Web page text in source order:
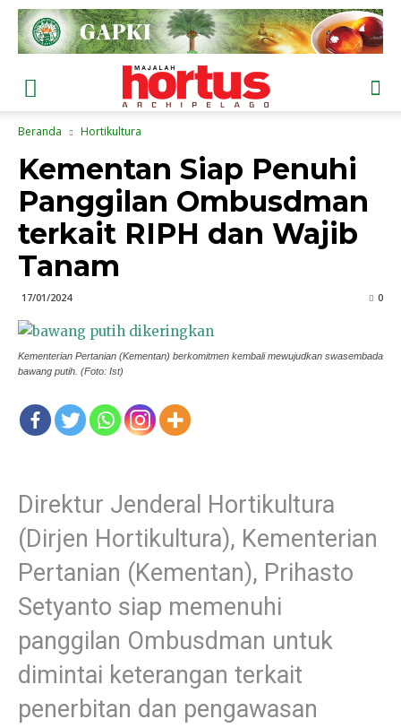
Beranda Hortikultura
Kementan Siap Penuhi
Panggilan Ombusdman
terkait RIPH dan Wajib
Tanam
17/01/2024 0
Kementerian Pertanian (Kementan) berkomitmen kembali mewujudkan swasembada
bawang putih. (Foto: Ist)
Direktur Jenderal Hortikultura
(Dirjen Hortikultura), Kementerian
Pertanian (Kementan), Prihasto
Setyanto siap memenuhi
panggilan Ombusdman untuk
dimintai keterangan terkait
penerbitan dan pengawasan